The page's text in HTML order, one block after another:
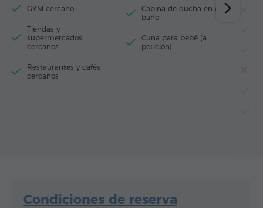
GYM cercano
Tiendas y
supermercados
cercanos
Restaurantes y cafés
cercanos
Cabina de ducha en el
baño
Cuna para bebé (a
petición)
Condiciones de reserva